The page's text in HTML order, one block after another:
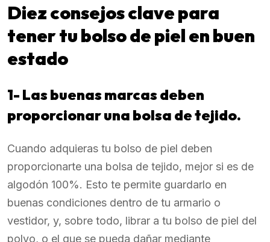
Diez consejos clave para
tener tu bolso de piel en buen
estado
1- Las buenas marcas deben
proporcionar una bolsa de tejido.
Cuando adquieras tu bolso de piel deben
proporcionarte una bolsa de tejido, mejor si es de
algodón 100%. Esto te permite guardarlo en
buenas condiciones dentro de tu armario o
vestidor, y, sobre todo, librar a tu bolso de piel del
polvo, o el que se pueda dañar mediante